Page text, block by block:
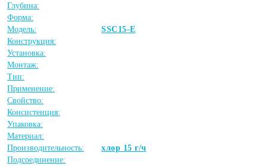
Глубина:
Форма:
Модель:
SSC15-E
Конструкция:
Установка:
Монтаж:
Тип:
Применение:
Свойство:
Консистенция:
Упаковка:
Материал:
Производительность:
хлор 15 г/ч
Подсоединение: